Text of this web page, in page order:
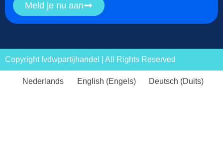
Meld je nu aan
Copyright fvdwpartijhandel | All Rights Reserved
Nederlands English (Engels) Deutsch (Duits)